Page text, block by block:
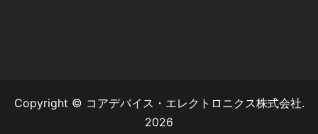
Copyright © コアデバイス・エレクトロニクス株式会社.
2026